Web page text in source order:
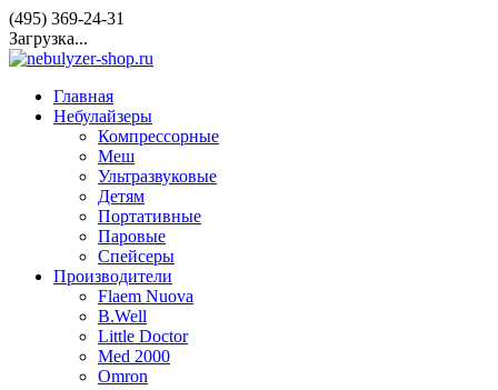
(495) 369-24-31
Загрузка...
Главная
Небулайзеры
Компрессорные
Меш
Ультразвуковые
Детям
Портативные
Паровые
Спейсеры
Производители
Flaem Nuova
B.Well
Little Doctor
Med 2000
Omron